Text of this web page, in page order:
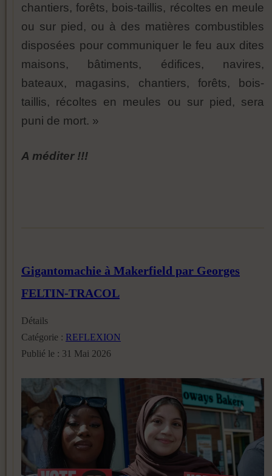
chantiers, forêts, bois-taillis, récoltes en meule
ou sur pied, ou à des matières combustibles
disposées pour communiquer le feu aux dites
maisons, bâtiments, édifices, navires,
bateaux, magasins, chantiers, forêts, bois-
taillis, récoltes en meules ou sur pied, sera
puni de mort. »
A méditer !!!
Gigantomachie à Makerfield par Georges
FELTIN-TRACOL
Détails
Catégorie : REFLEXION
Publié le : 31 Mai 2026